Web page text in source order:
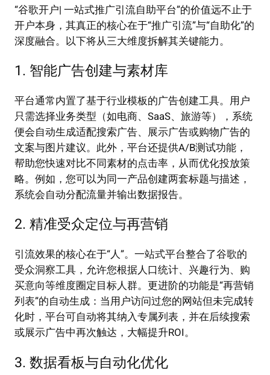
“谷歌开户| 一站式推广引流自助平台”的价值远不止于
开户本身，其真正的核心在于“推广引流”与“自助化”的
深度融合。以下将从三大维度拆解其关键能力。
1. 智能广告创建与素材库
平台通常内置了基于行业模板的广告创建工具。用户
只需选择业务类型（如电商、SaaS、旅游等），系统
便会自动生成适配搜索广告、展示广告或购物广告的
文案与图片建议。此外，平台还提供A/B测试功能，
帮助您快速对比不同素材的点击率，从而优化投放策
略。例如，您可以为同一产品创建两套标题与描述，
系统会自动分配流量并输出数据报告。
2. 精准受众定位与再营销
引流效果的核心在于“人”。一站式平台整合了谷歌的
受众洞察工具，允许您根据人口统计、兴趣行为、购
买意向等维度圈定目标人群。更进阶的功能是“再营销
列表”的自动生成：当用户访问过您的网站但未完成转
化时，平台可自动将其纳入专属列表，并在后续搜索
或展示广告中再次触达，大幅提升ROI。
3. 数据看板与自动化优化